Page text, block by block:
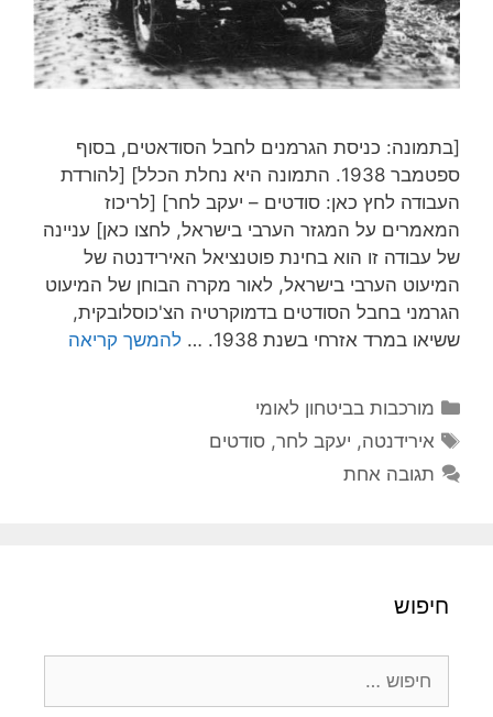
[בתמונה: כניסת הגרמנים לחבל הסודאטים, בסוף
ספטמבר 1938. התמונה היא נחלת הכלל] [להורדת
העבודה לחץ כאן: סודטים – יעקב לחר] [לריכוז
המאמרים על המגזר הערבי בישראל, לחצו כאן] עניינה
של עבודה זו הוא בחינת פוטנציאל האירידנטה של
המיעוט הערבי בישראל, לאור מקרה הבוחן של המיעוט
הגרמני בחבל הסודטים בדמוקרטיה הצ'כוסלובקית,
ששיאו במרד אזרחי בשנת 1938. …
להמשך קריאה
קטגוריות
מורכבות בביטחון לאומי
תגיות
אירידנטה, יעקב לחר,סודטים
תגובה אחת
חיפוש